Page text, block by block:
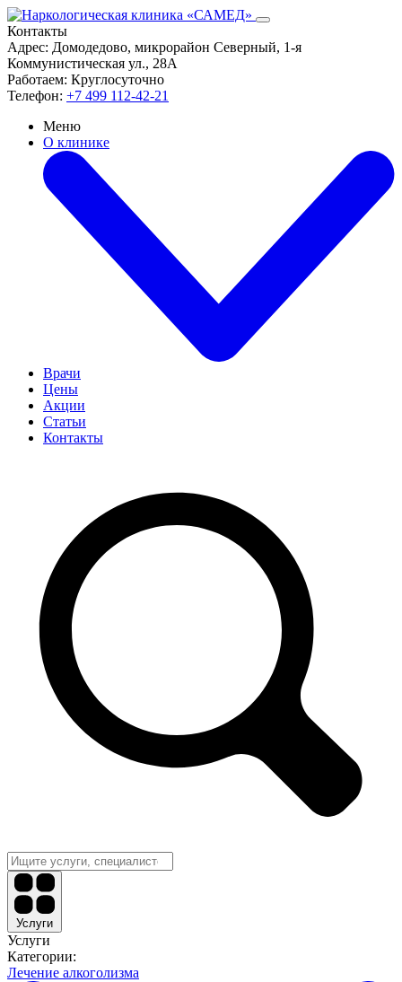
Контакты
Адрес: Домодедово, микрорайон Северный, 1-я
Коммунистическая ул., 28А
Работаем: Круглосуточно
Телефон: +7 499 112-42-21
Меню
О клинике
Врачи
Цены
Акции
Статьи
Контакты
Услуги
Услуги
Категории:
Лечение алкоголизма